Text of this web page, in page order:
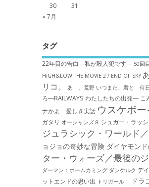
30
31
« 7月
タグ
22年目の告白―私が殺人犯です― 50回
HiGH&LOW THE MOVIE 2 / END OF SKY
リコ。
あゝ、荒野 いつまた、君と 何
ろ―RAILWAYS わたしたちの出発― こ
ナかよ 愛しき実話 ウスケボ
ガタリ オーシャンズ８ シュガー・ラッ
ジュラシック・ワールド
ョジョの奇妙な冒険 ダイヤモン
ター・ウォーズ／最後の
ダーマン：ホームカミング ダンケルク デ
ットエンドの思い出
トリガール！ ドラ